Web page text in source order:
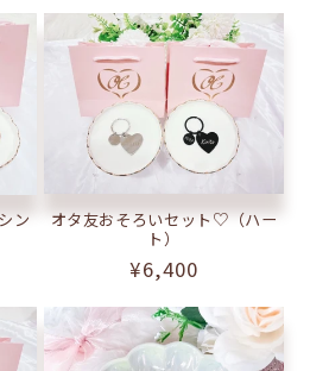
ン
オタ友おそろいセット♡（ハー
ト）
通
価
格
¥6,400